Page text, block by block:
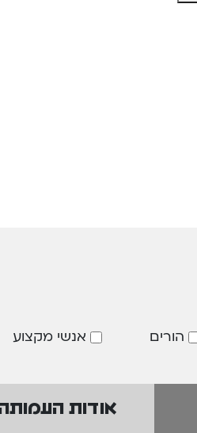
הורים אנשי מקצוע
אודות